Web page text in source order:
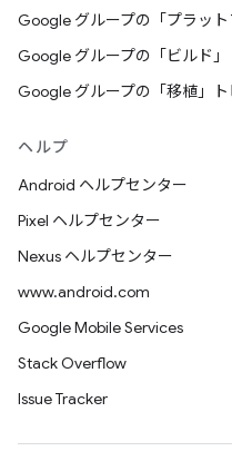
Google グループの「プラッ
Google グループの「ビルド」
Google グループの「移植」ト
ヘルプ
Android ヘルプセンター
Pixel ヘルプセンター
Nexus ヘルプセンター
www.android.com
Google Mobile Services
Stack Overflow
Issue Tracker